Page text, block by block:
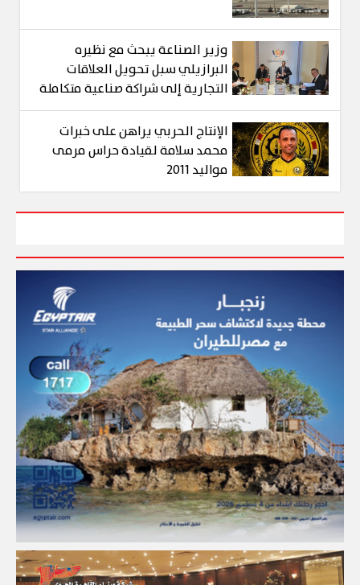
وزير الصناعة يبحث مع نظيره
البرازيلي سبل تحويل العلاقات
التجارية إلى شراكة صناعية متكاملة
الإنتاج الحربي يراهن على خبرات
محمد سلامة لقيادة حراس مرمى
مواليد 2011